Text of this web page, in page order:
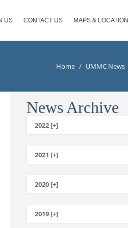
US CONTACT US MAPS & LOCATION
Home / UMMC News
News Archive
2022 [+]
2021 [+]
October
July
2020 [+]
January
2019 [+]